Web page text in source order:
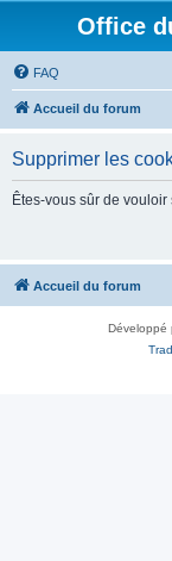
Office
FAQ
Accueil du forum
Supprimer les
Êtes-vous sûr de
Accueil du forum
Développé